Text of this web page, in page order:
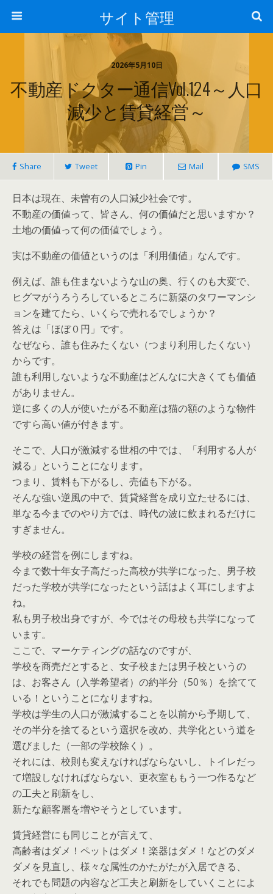
サイト管理
2026年5月10日
不動産ドクター通信vol.124～人口
減少と賃貸経営～
Share Tweet Pin Mail SMS
日本は現在、未曽有の人口減少社会です。
不動産の価値って、皆さん、何の価値だと思いますか？
土地の価値って何の価値でしょう。
実は不動産の価値というのは「利用価値」なんです。
例えば、誰も住まないような山の奥、行くのも大変で、
ヒグマがうろうろしているところに新築のタワーマンシ
ョンを建てたら、いくらで売れるでしょうか？
答えは「ほぼ０円」です。
なぜなら、誰も住みたくない（つまり利用したくない）
からです。
誰も利用しないような不動産はどんなに大きくても価値
がありません。
逆に多くの人が使いたがる不動産は猫の額のような物件
ですら高い値が付きます。
そこで、人口が激減する世相の中では、「利用する人が
減る」ということになります。
つまり、賃料も下がるし、売値も下がる。
そんな強い逆風の中で、賃貸経営を成り立たせるには、
単なる今までのやり方では、時代の波に飲まれるだけに
すぎません。
学校の経営を例にしますね。
今まで数十年女子高だった高校が共学になった、男子校
だった学校が共学になったという話はよく耳にしますよ
ね。
私も男子校出身ですが、今ではその母校も共学になって
います。
ここで、マーケティングの話なのですが、
学校を商売だとすると、女子校または男子校というの
は、お客さん（入学希望者）の約半分（50％）を捨てて
いる！ということになりますね。
学校は学生の人口が激減することを以前から予期して、
その半分を捨てるという選択を改め、共学化という道を
選びました（一部の学校除く）。
それには、校則も変えなければならないし、トイレだっ
て増設しなければならない、更衣室ももう一つ作るなど
の工夫と刷新をし、
新たな顧客層を増やそうとしています。
賃貸経営にも同じことが言えて、
高齢者はダメ！ペットはダメ！楽器はダメ！などのダメ
ダメを見直し、様々な属性のかたがたが入居できる、
それでも問題の内容など工夫と刷新をしていくことによ